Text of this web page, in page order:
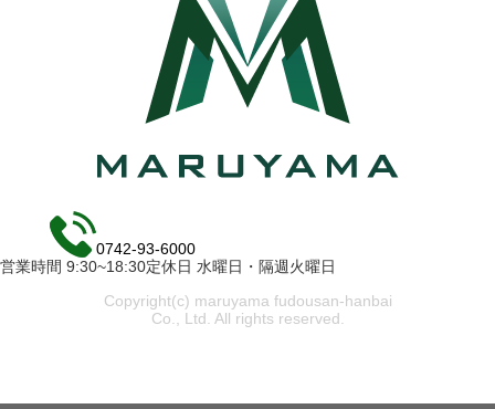
0742-93-6000
営業時間 9:30~18:30定休日 水曜日・隔週火曜日
Copyright(c) maruyama fudousan-hanbai
Co., Ltd. All rights reserved.